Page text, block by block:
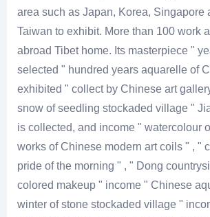
area such as Japan, Korea, Singapore
Taiwan to exhibit. More than 100 work
abroad Tibet home. Its masterpiece "
selected " hundred years aquarelle of
exhibited " collect by Chinese art
snow of seedling stockaded village "
is collected, and income " watercolour
works of Chinese modern art coils " , "
pride of the morning " , " Dong
colored makeup " income " Chinese
winter of stone stockaded village "